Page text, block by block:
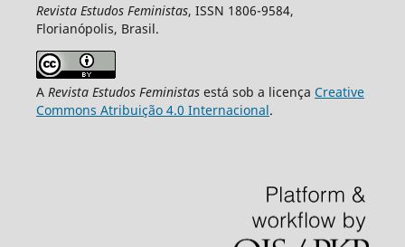
Revista Estudos Feministas, ISSN 1806-9584,
Florianópolis, Brasil.
A Revista Estudos Feministasestá sob a licença Creative
Commons Atribuição 4.0 Internacional.